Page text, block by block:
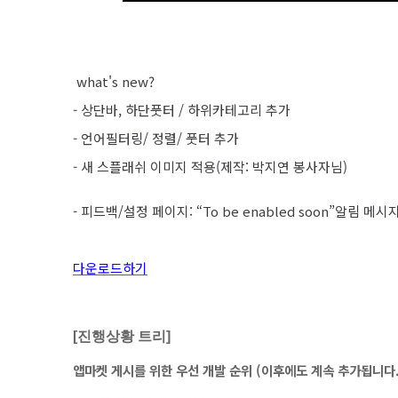
what's new?
- 상단바, 하단풋터 / 하위카테고리 추가
- 언어필터링/ 정렬/ 풋터 추가
- 새 스플래쉬 이미지 적용(제작: 박지연 봉사자님)
- 피드백/설정 페이지: “To be enabled soon”알림 메시
다운로드하기
[진행상황 트리]
앱마켓 게시를 위한 우선 개발 순위 (이후에도 계속 추가됩니